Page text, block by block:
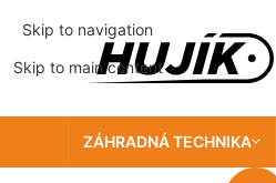
Skip to navigation
Skip to main content
ZÁHRADNÁ TECHNIKA